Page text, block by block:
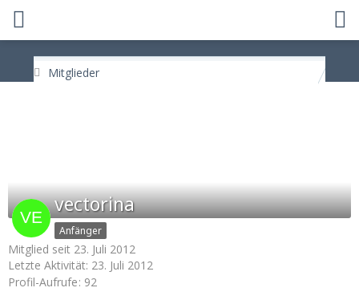
Mitglieder
vectorina
Anfänger
Mitglied seit 23. Juli 2012
Letzte Aktivität: 23. Juli 2012
Profil-Aufrufe 92